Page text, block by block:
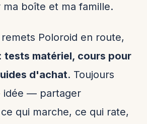
boîte et ma famille.
Poloroid en route,
tests matériel, cours pour
d'achat. Toujours
idée — partager
qui marche, ce qui rate,